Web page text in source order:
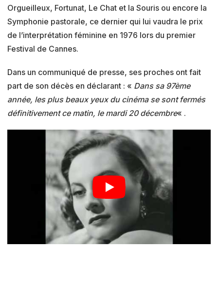
Orgueilleux, Fortunat, Le Chat et la Souris ou encore la
Symphonie pastorale, ce dernier qui lui vaudra le prix
de l’interprétation féminine en 1976 lors du premier
Festival de Cannes.
Dans un communiqué de presse, ses proches ont fait
part de son décès en déclarant : « Dans sa 97ème
année, les plus beaux yeux du cinéma se sont fermés
définitivement ce matin, le mardi 20 décembre« .